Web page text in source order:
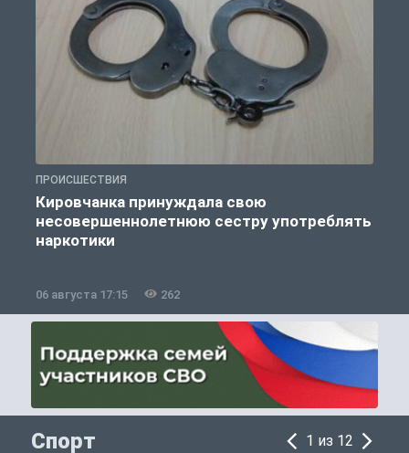
ПРОИСШЕСТВИЯ
Кировчанка принуждала свою
несовершеннолетнюю сестру употреблять
наркотики
06 августа 17:15 262
Спорт 1 из 12